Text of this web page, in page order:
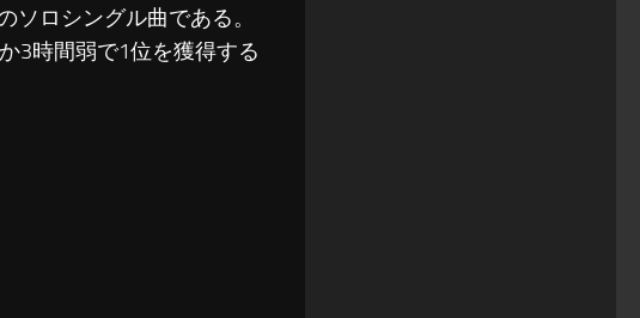
ソロシングル曲である。
3時間弱で1位を獲得する